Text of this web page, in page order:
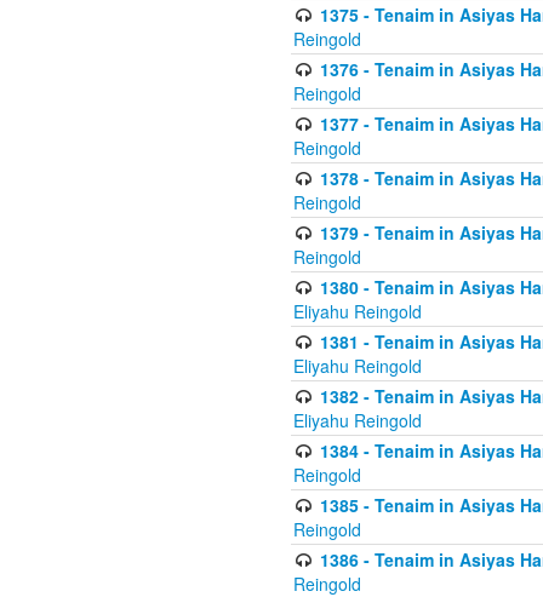
1375 - Tenaim in Asiyas
Reingold
1376 - Tenaim in Asiyas
Reingold
1377 - Tenaim in Asiyas
Reingold
1378 - Tenaim in Asiyas
Reingold
1379 - Tenaim in Asiyas
Reingold
1380 - Tenaim in Asiyas
Eliyahu Reingold
1381 - Tenaim in Asiyas
Eliyahu Reingold
1382 - Tenaim in Asiyas
Eliyahu Reingold
1384 - Tenaim in Asiyas
Reingold
1385 - Tenaim in Asiyas
Reingold
1386 - Tenaim in Asiyas
Reingold